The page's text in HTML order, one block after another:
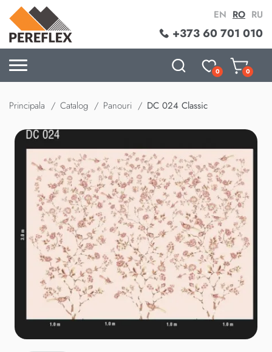
+373 60 701 010
EN RO RU
0 0
Principala Catalog Panouri DC 024 Classic